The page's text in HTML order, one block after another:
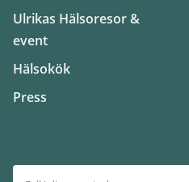
Ulrikas Hälsoresor &
event
Hälsokök
Press